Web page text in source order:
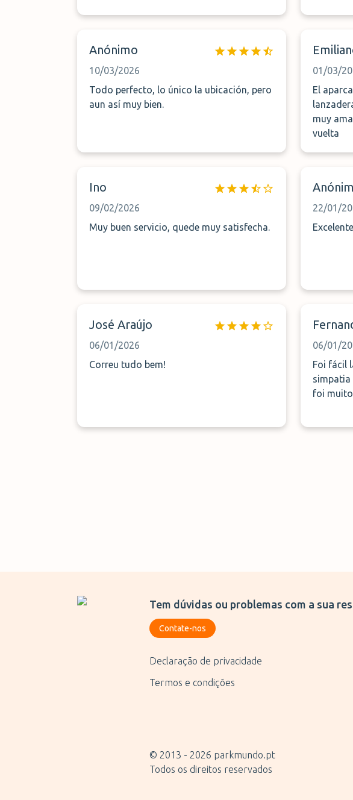
Anónimo
10/03/2026
Todo perfecto, lo único la ubicación, pero
aun así muy bien.
01/03/
El
muy
vuelta
Ino
09/02/2026
Muy buen servicio, quede muy satisfecha.
22/01/
José Araújo
06/01/2026
Correu tudo bem!
06/01/
Foi fácil
simpatia
foi
Tem dúvidas ou problemas com a sua
Contate-nos
Declaração de privacidade
Termos e condições
© 2013 - 2026 parkmundo.pt
Todos os direitos reservados